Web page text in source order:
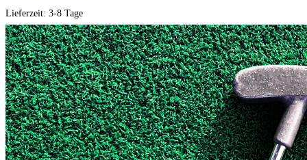
Lieferzeit: 3-8 Tage